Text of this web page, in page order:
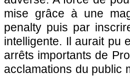
mise grâce à une
penalty puis par
intelligente. Il aurait pu
arrêts importants de
acclamations du public